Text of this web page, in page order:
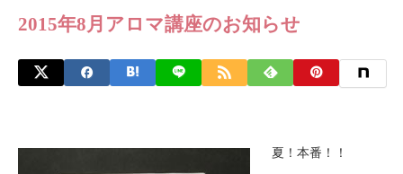
2015年8月アロマ講座のお知らせ
夏！本番！！